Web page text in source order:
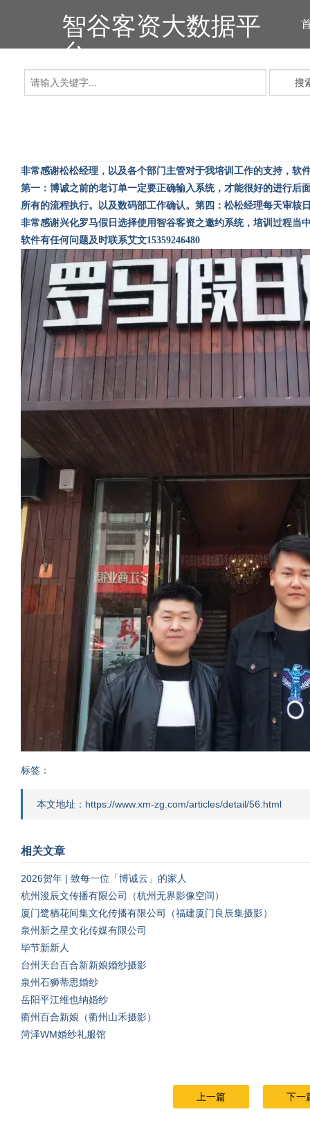
智谷客资大数据平
台
搜
非常感谢松松经理，以及各个部门主管对于我培训工作的支持，
第一：博诚之前的老订单一定要正确输入系统，才能很好的进行
所有的流程执行。以及数码部工作确认。第四：松松经理每天审
非常感谢兴化罗马假日选择使用智谷客资之邀约系统，培训过程
软件有任何问题及时联系艾文15359246480
标签：
本文地址：https://www.xm-zg.com/articles/detail/56.html
相关文章
2026贺年 | 致每一位「博诚云」的家人
杭州浚辰文传播有限公司（杭州无界影像空间）
厦门鹭栖花间集文化传播有限公司（福建厦门良辰集摄影）
泉州新之星文化传媒有限公司
毕节新新人
台州天台百合新新娘婚纱摄影
泉州石狮蒂思婚纱
岳阳平江维也纳婚纱
衢州百合新娘（衢州山禾摄影）
菏泽WM婚纱礼服馆
上一篇 下一